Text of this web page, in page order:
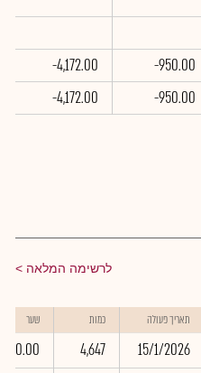
-950.00
-4,172.00
-950.00
-4,172.00
לרשימה המלאה
תאריך פעולה כמות שער
15/1/2026
4,647
0.00